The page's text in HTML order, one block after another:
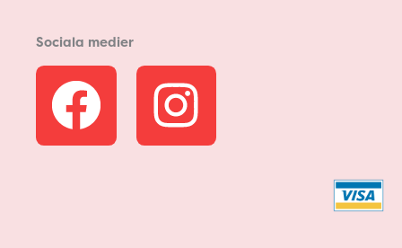
Sociala medier
F
a
I
n